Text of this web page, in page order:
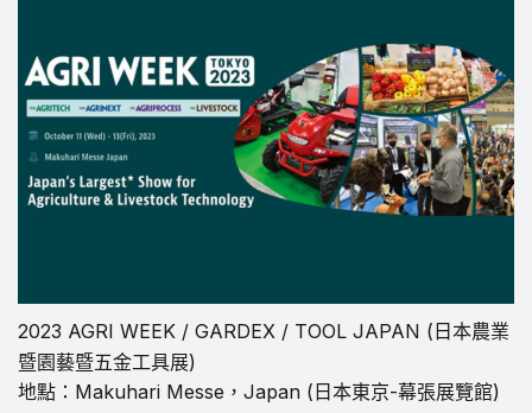
2023 AGRI WEEK / GARDEX / TOOL JAPAN (日本農業
暨園藝暨五金工具展)
地點：Makuhari Messe，Japan (日本東京-幕張展覽館)